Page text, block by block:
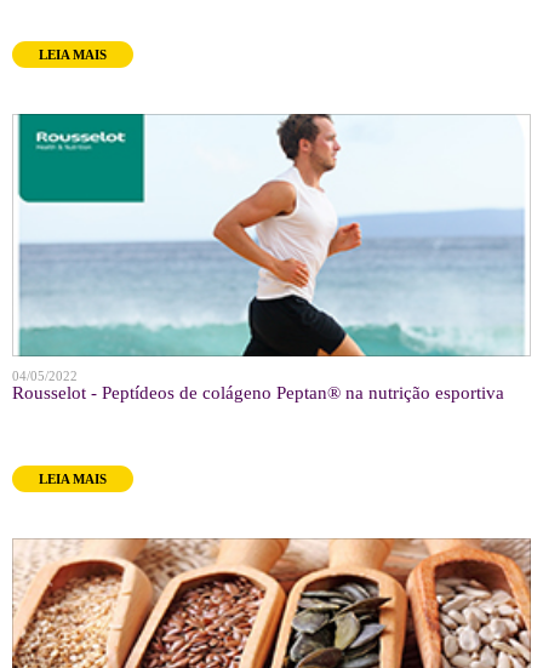
LEIA MAIS
04/05/2022
Rousselot - Peptídeos de colágeno Peptan® na nutrição esportiva
LEIA MAIS